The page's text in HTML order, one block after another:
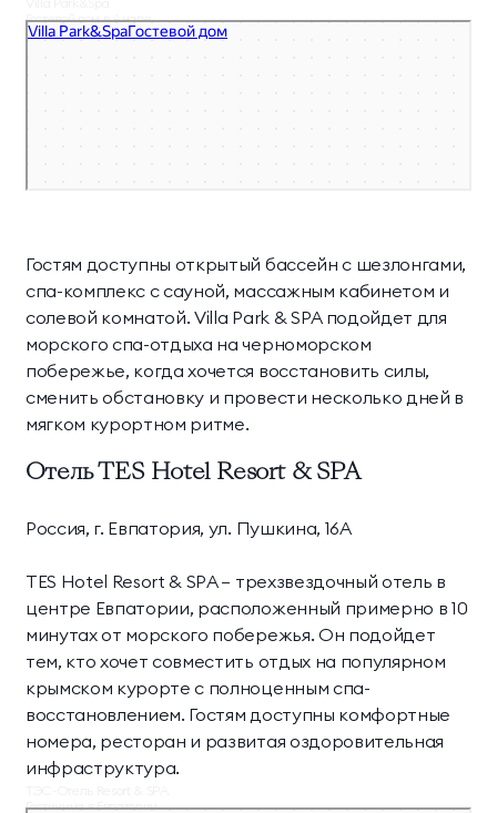
Гостевой дом в Анапе
Гостям доступны открытый бассейн с шезлонгами,
спа-комплекс с сауной, массажным кабинетом и
солевой комнатой. Villa Park & SPA подойдет для
морского спа-отдыха на черноморском
побережье, когда хочется восстановить силы,
сменить обстановку и провести несколько дней в
мягком курортном ритме.
Отель TES Hotel Resort & SPA
Россия, г. Евпатория, ул. Пушкина, 16А
TES Hotel Resort & SPA — трехзвездочный отель в
центре Евпатории, расположенный примерно в 10
минутах от морского побережья. Он подойдет
тем, кто хочет совместить отдых на популярном
крымском курорте с полноценным спа-
восстановлением. Гостям доступны комфортные
номера, ресторан и развитая оздоровительная
инфраструктура.
Гостиница в Евпатории